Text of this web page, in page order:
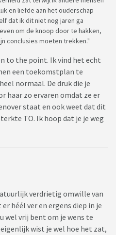
en liefde aan het ouderschap
dat ik dit niet nog jaren ga
om de knoop door te hakken,
conclusies moeten trekken."
to the point. Ik vind het echt
een toekomstplan te
normaal. De druk die je
haar zo ervaren omdat ze er
staat en ook weet dat dit
TO. Ik hoop dat je je weg
verdrietig omwille van
héél ver en ergens diep in je
wel vrij bent om je wens te
wist je wel hoe het zat,